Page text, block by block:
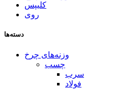
کلیپس
روی
دسته‌ها
وزنه‌های چرخ
چسب
سرب
فولاد